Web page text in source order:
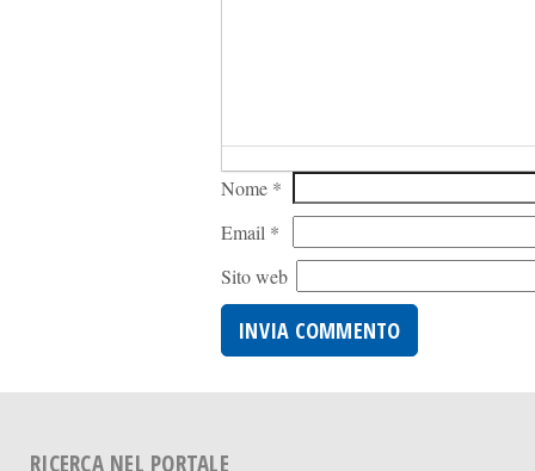
Nome *
Email *
Sito web
RICERCA NEL PORTALE